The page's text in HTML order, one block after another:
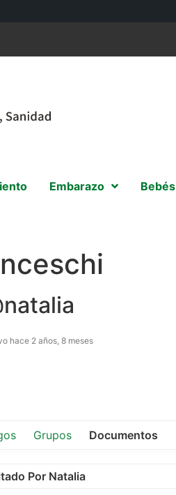
Embarazo Bebés
hace 2 años, 8 meses
Grupos Documentos
Por Natalia